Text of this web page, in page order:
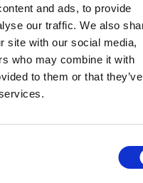
and ads, to provide
our traffic. We also
site with our social media,
who may combine it with
to them or that they’ve
v pololetí převýšil